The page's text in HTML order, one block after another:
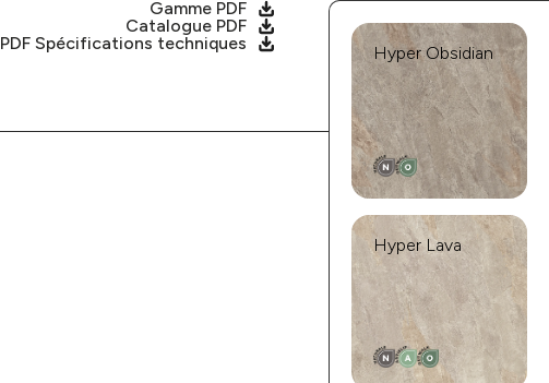
Gamme PDF
Catalogue PDF
PDF Spécifications techniques
Hyper Obsidian
Hyper Lava